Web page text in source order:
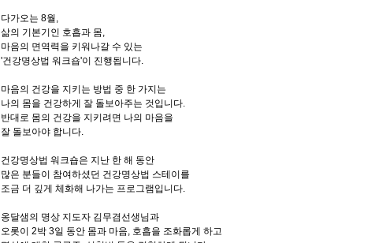
다가오는 8월,
삶의 기본기인 호흡과 몸,
마음의 면역력을 키워나갈 수 있는
'건강명상법 워크숍'이 진행됩니다.
마음의 건강을 지키는 방법 중 한 가지는
나의 몸을 건강하게 잘 돌보아주는 것입니다.
반대로 몸의 건강을 지키려면 나의 마음을
잘 돌보아야 합니다.
건강명상법 워크숍은 지난 한 해 동안
많은 분들이 참여하셨던 건강명상법 스테이를
조금 더 깊게 체화해 나가는 프로그램입니다.
옹달샘의 명상 지도자 김무겸선생님과
오롯이 2박 3일 동안 몸과 마음, 호흡을 조화롭게 하고